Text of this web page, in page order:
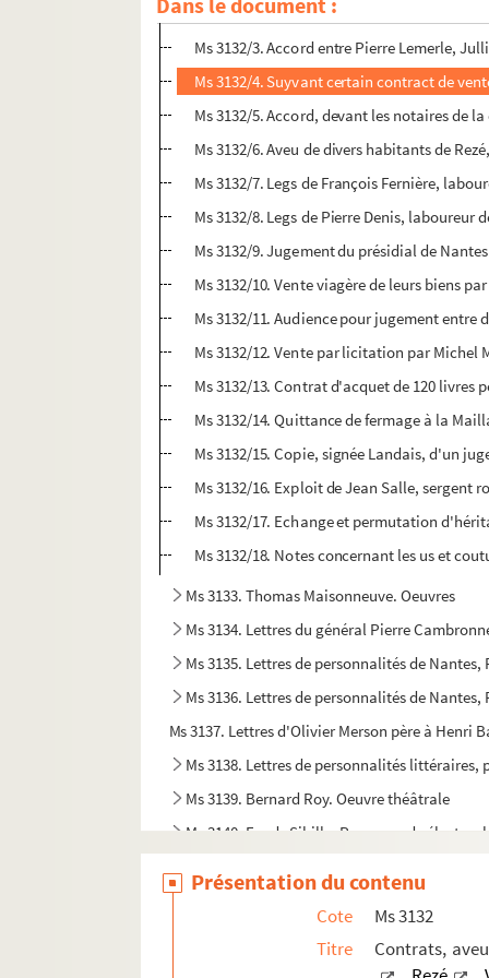
Ms 3132/2. Contrat de vente d'une terre
Ms 3132/3. Accord entre Pierre Lemerle,
Ms 3132/4. Suyvant certain contract de
Ms 3132/5. Accord, devant les notaires de
Ms 3132/6. Aveu de divers habitants de
Ms 3132/7. Legs de François Fernière,
Ms 3132/8. Legs de Pierre Denis,
Ms 3132/9. Jugement du présidial de
Ms 3132/10. Vente viagère de leurs biens
Ms 3132/11. Audience pour jugement entre
Ms 3132/12. Vente par licitation par
Ms 3132/13. Contrat d'acquet de 120
Ms 3132/14. Quittance de fermage à la
Ms 3132/15. Copie, signée Landais, d'un
Ms 3132/16. Exploit de Jean Salle,
Ms 3132/17. Echange et permutation
Ms 3132/18. Notes concernant les us et
Ms 3133. Thomas Maisonneuve. Oeuvres
Ms 3134. Lettres du général Pierre
Ms 3135. Lettres de personnalités de
Ms 3136. Lettres de personnalités de
Ms 3137. Lettres d'Olivier Merson père à Henri
Ms 3138. Lettres de personnalités
Ms 3139. Bernard Roy. Oeuvre théâtrale
Ms 3140. Fonds Sibille. Propagande
Ms 3142. Tony Albord, Louis Dillemann et
Ms 3144. Charles Jeulin, docteur.
Au
Présentation du contenu
Cote
Ms 3132
Titre
Contrats,